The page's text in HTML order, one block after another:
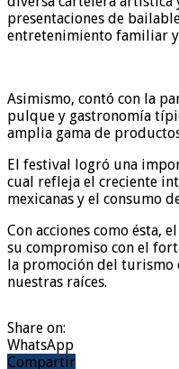
presentaciones de
entretenimiento familiar y
Asimismo, contó con la
pulque y gastronomía
amplia gama de
El festival logró una
cual refleja el creciente
mexicanas y el consumo
Con acciones como ésta,
su compromiso con el
la promoción del turismo
nuestras raíces.
Share on:
WhatsApp
Compartir